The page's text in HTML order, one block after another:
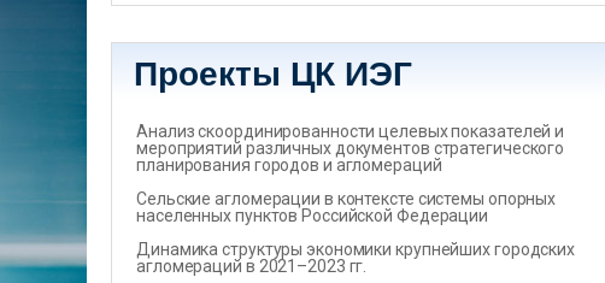
Проекты ЦК ИЭГ
Анализ скоординированности целевых показателей и
мероприятий различных документов стратегического
планирования городов и агломераций
Сельские агломерации в контексте системы опорных
населенных пунктов Российской Федерации
Динамика структуры экономики крупнейших городских
агломераций в 2021–2023 гг.